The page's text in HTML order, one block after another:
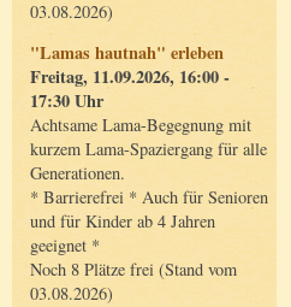
03.08.2026)
"Lamas hautnah" erleben
Freitag, 11.09.2026, 16:00 -
17:30 Uhr
Achtsame Lama-Begegnung mit
kurzem Lama-Spaziergang für alle
Generationen.
* Barrierefrei * Auch für Senioren
und für Kinder ab 4 Jahren
geeignet *
Noch 8 Plätze frei (Stand vom
03.08.2026)